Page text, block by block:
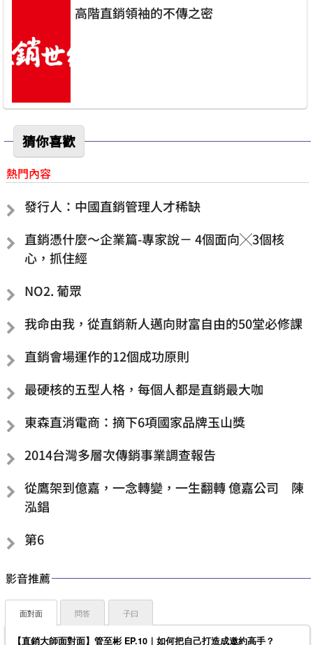
高階直銷領袖的不傳之密
猜你喜歡
熱門內容
發行人：中國直銷管理人才稀缺
直銷憑什麼～企業篇-專家說－ 4個面向╳3個核
心，抓住經
NO2. 葡眾
我命由我，從直銷新人邁向財富自由的50堂必修課
直銷會場運作的12個成功原則
最硬核的五型人格，每個人都是直銷最大咖
東森直消電商：摘下6項國家品牌玉山獎
2014台灣多層次傳銷事業調查報告
從鷹架到億嘉，一念轉變，一生翻轉 億嘉公司 陳
泓錩
第6
影音推薦
面對面
【直銷大師面對面】管至彬 EP.10｜如何把自己打造成邀約高手？
問答 子曰